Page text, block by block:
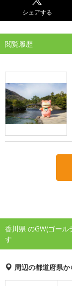
シェアする
閲覧履歴
香川県 のGW(ゴー
す
周辺の都道府県